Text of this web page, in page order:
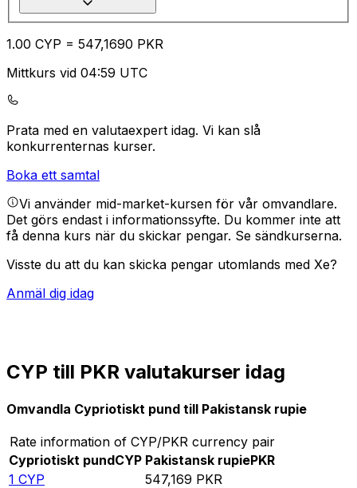
1.00 CYP = 547,1690 PKR
Mittkurs vid 04:59 UTC
Prata med en valutaexpert idag. Vi kan slå
konkurrenternas kurser.
Boka ett samtal
Vi använder mid-market-kursen för vår omvandlare.
Det görs endast i informationssyfte. Du kommer inte att
få denna kurs när du skickar pengar. Se sändkurserna.
Visste du att du kan skicka pengar utomlands med Xe?
Anmäl dig idag
CYP till PKR valutakurser idag
Omvandla Cypriotiskt pund till Pakistansk rupie
Rate information of CYP/PKR currency pair
Cypriotiskt pundCYP Pakistansk rupiePKR
1 CYP 547,169 PKR